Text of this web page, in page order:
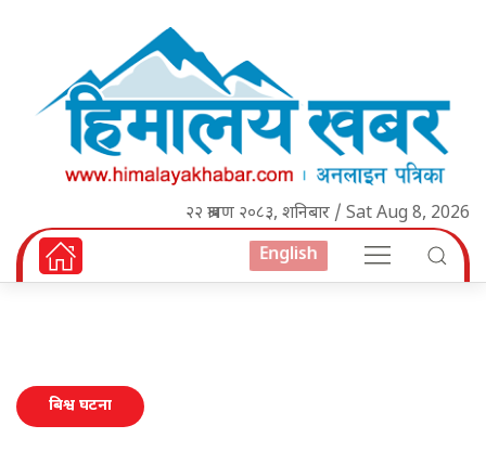
२२ श्रावण २०८३, शनिबार / Sat Aug 8, 2026
English
बिश्व घटना